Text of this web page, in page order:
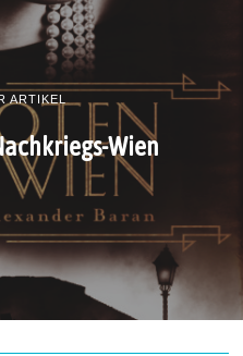
ARTIKEL
Wien